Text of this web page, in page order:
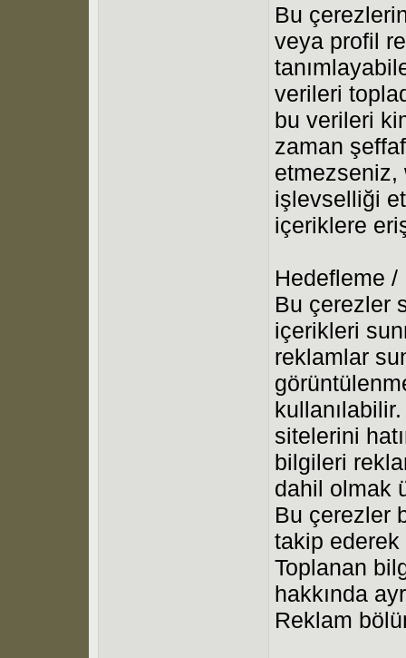
Bu
veya profil
verileri
bu verileri
zaman
etmezseniz,
işlevselliği
içeriklere
Hedefleme /
Bu çerezler
içerikleri
reklamlar
sitelerini
bilgileri
dahil olmak
Bu çerezler
takip ederek
Toplanan
hakkında
Reklam